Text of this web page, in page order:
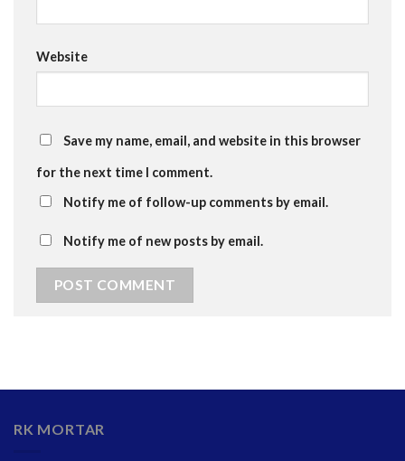
Website
Save my name, email, and website in this browser
for the next time I comment.
Notify me of follow-up comments by email.
Notify me of new posts by email.
RK MORTAR